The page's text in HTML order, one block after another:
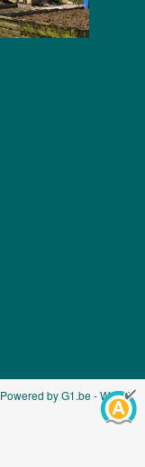
Powered by G1.be - Web &